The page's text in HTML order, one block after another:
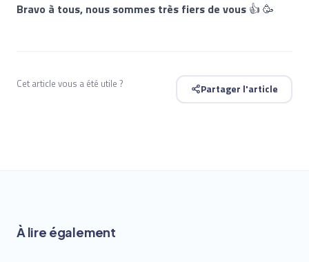
Bravo à tous, nous sommes très fiers de vous 👍 🥳
Cet article vous a été utile ? Partager l'article
À lire également